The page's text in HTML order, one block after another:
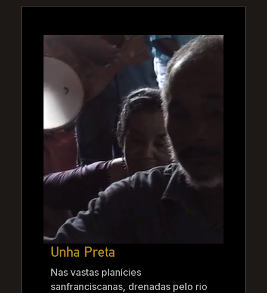
Unha Preta
Nas vastas planícies
sanfranciscanas, drenadas pelo rio